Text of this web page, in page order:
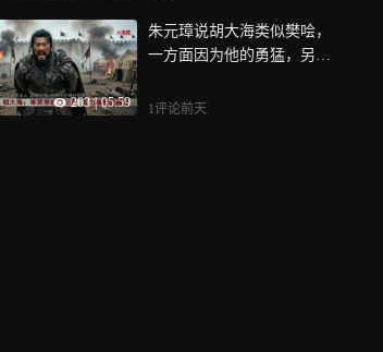
203 | 05:59
朱元璋说胡大海类似樊哙，
一方面因为他的勇猛，另一
朴，为人热心忠诚，有汉初
1评论前天